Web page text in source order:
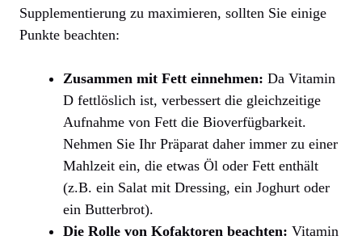
Supplementierung zu maximieren, sollten Sie einige
Punkte beachten:
Zusammen mit Fett einnehmen: Da Vitamin
D fettlöslich ist, verbessert die gleichzeitige
Aufnahme von Fett die Bioverfügbarkeit.
Nehmen Sie Ihr Präparat daher immer zu einer
Mahlzeit ein, die etwas Öl oder Fett enthält
(z.B. ein Salat mit Dressing, ein Joghurt oder
ein Butterbrot).
Die Rolle von Kofaktoren beachten: Vitamin